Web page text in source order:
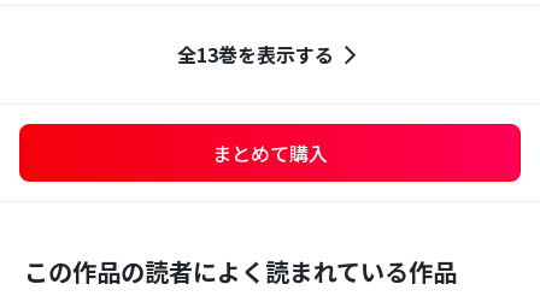
全13巻を表示する
まとめて購入
この作品の読者によく読まれている作品